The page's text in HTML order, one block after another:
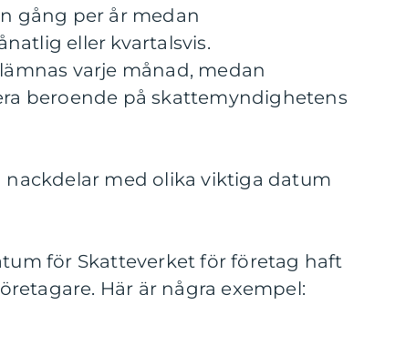
gång per år medan
eller kvartalsvis.
varje månad, medan
beroende på skattemyndighetens
med olika viktiga datum
för Skatteverket för företag haft
Här är några exempel: